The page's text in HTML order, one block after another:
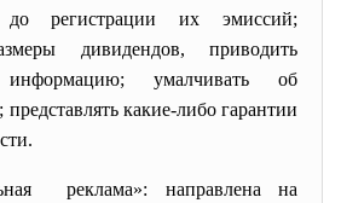
регистрации их эмиссий;
дивидендов, приводить
информацию; умалчивать об
представлять какие-либо гарантии
реклама»: направлена на